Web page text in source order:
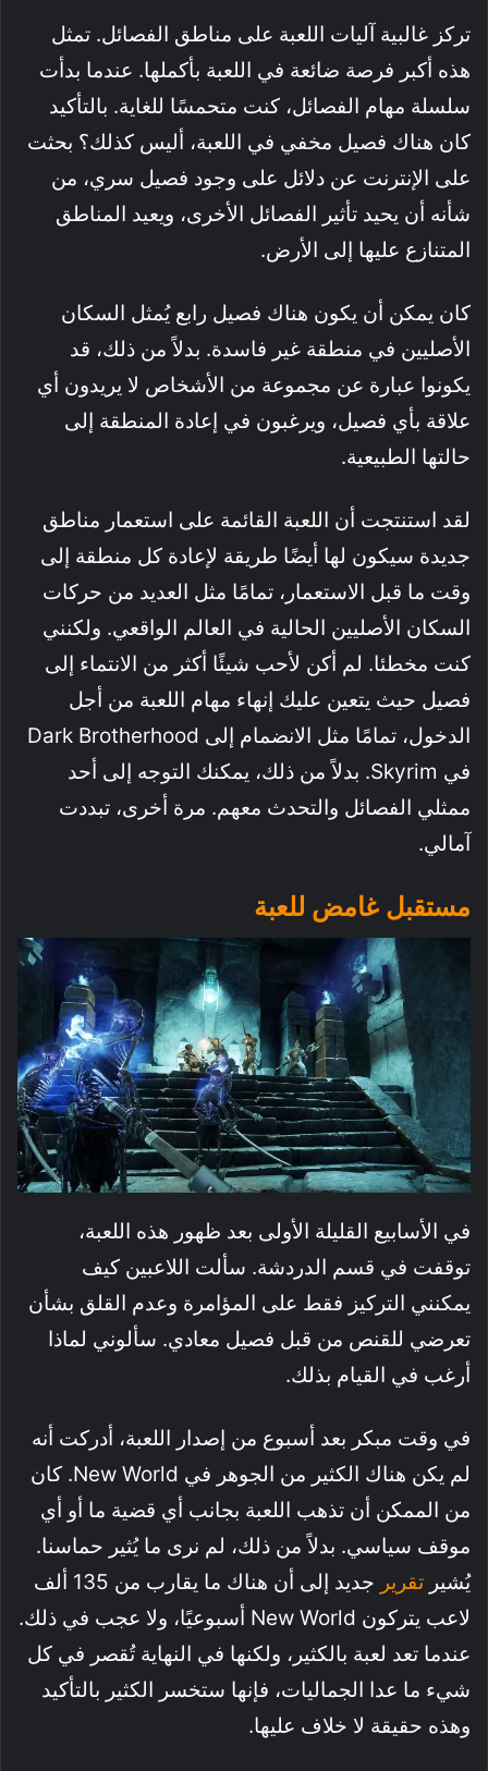
تركز غالبية آليات اللعبة على مناطق الفصائل. تمثل
هذه أكبر فرصة ضائعة في اللعبة بأكملها. عندما بدأت
سلسلة مهام الفصائل، كنت متحمسًا للغاية. بالتأكيد
كان هناك فصيل مخفي في اللعبة، أليس كذلك؟ بحثت
على الإنترنت عن دلائل على وجود فصيل سري، من
شأنه أن يحيد تأثير الفصائل الأخرى، ويعيد المناطق
المتنازع عليها إلى الأرض.
كان يمكن أن يكون هناك فصيل رابع يُمثل السكان
الأصليين في منطقة غير فاسدة. بدلاً من ذلك، قد
يكونوا عبارة عن مجموعة من الأشخاص لا يريدون أي
علاقة بأي فصيل، ويرغبون في إعادة المنطقة إلى
حالتها الطبيعية.
لقد استنتجت أن اللعبة القائمة على استعمار مناطق
جديدة سيكون لها أيضًا طريقة لإعادة كل منطقة إلى
وقت ما قبل الاستعمار، تمامًا مثل العديد من حركات
السكان الأصليين الحالية في العالم الواقعي. ولكنني
كنت مخطئا. لم أكن لأحب شيئًا أكثر من الانتماء إلى
فصيل حيث يتعين عليك إنهاء مهام اللعبة من أجل
الدخول، تمامًا مثل الانضمام إلى Dark Brotherhood
في Skyrim. بدلاً من ذلك، يمكنك التوجه إلى أحد
ممثلي الفصائل والتحدث معهم. مرة أخرى، تبددت
آمالي.
مستقبل غامض للعبة
في الأسابيع القليلة الأولى بعد ظهور هذه اللعبة،
توقفت في قسم الدردشة. سألت اللاعبين كيف
يمكنني التركيز فقط على المؤامرة وعدم القلق بشأن
تعرضي للقنص من قبل فصيل معادي. سألوني لماذا
أرغب في القيام بذلك.
في وقت مبكر بعد أسبوع من إصدار اللعبة، أدركت أنه
لم يكن هناك الكثير من الجوهر في New World. كان
من الممكن أن تذهب اللعبة بجانب أي قضية ما أو أي
موقف سياسي. بدلاً من ذلك، لم نرى ما يُثير حماسنا.
يُشير تقرير
جديد إلى أن هناك ما يقارب من 135 ألف
لاعب يتركون New World أسبوعيًا، ولا عجب في ذلك.
عندما تعد لعبة بالكثير، ولكنها في النهاية تُقصر في كل
شيء ما عدا الجماليات، فإنها ستخسر الكثير بالتأكيد
وهذه حقيقة لا خلاف عليها.